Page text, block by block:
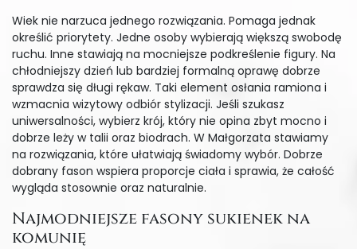
Wiek nie narzuca jednego rozwiązania. Pomaga jednak
określić priorytety. Jedne osoby wybierają większą swobodę
ruchu. Inne stawiają na mocniejsze podkreślenie figury. Na
chłodniejszy dzień lub bardziej formalną oprawę dobrze
sprawdza się długi rękaw. Taki element osłania ramiona i
wzmacnia wizytowy odbiór stylizacji. Jeśli szukasz
uniwersalności, wybierz krój, który nie opina zbyt mocno i
dobrze leży w talii oraz biodrach. W Małgorzata stawiamy
na rozwiązania, które ułatwiają świadomy wybór. Dobrze
dobrany fason wspiera proporcje ciała i sprawia, że całość
wygląda stosownie oraz naturalnie.
Najmodniejsze fasony sukienek na
komunię